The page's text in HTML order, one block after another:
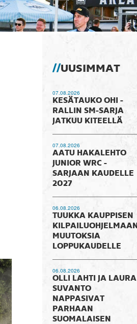
UUSIMMAT
07.08.2026
KESÄTAUKO OHI -
RALLIN SM-SARJA
JATKUU KITEELLÄ
07.08.2026
AATU HAKALEHTO
JUNIOR WRC -
SARJAAN KAUDELLE
2027
06.08.2026
TUUKKA KAUPPISEN
KILPAILUOHJELMAAN
MUUTOKSIA
LOPPUKAUDELLE
06.08.2026
OLLI LAHTI JA LAURA
SUVANTO
NAPPASIVAT
PARHAAN
SUOMALAISEN